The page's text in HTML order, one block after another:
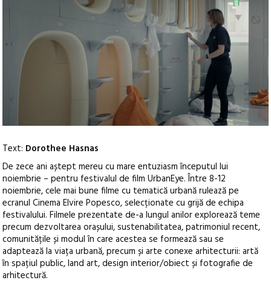
Text: Dorothee Hasnas
De zece ani aștept mereu cu mare entuziasm începutul lui
noiembrie – pentru festivalul de film UrbanEye. Între 8-12
noiembrie, cele mai bune filme cu tematică urbanărulează pe
ecranul Cinema Elvire Popesco, selecționate cu grijă de echipa
festivalului. Filmele prezentate de-a lungul anilor explorează teme
precum dezvoltarea orașului, sustenabilitatea, patrimoniul recent,
comunitățile și modul în care acestea se formează sau se
adaptează la viața urbană, precum și arte conexe arhitecturii: artă
în spațiul public, land art, design interior/obiect și fotografie de
arhitectură.​​